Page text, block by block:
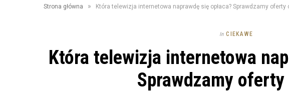
Strona główna » Która telewizja internetowa naprawdę się opłaca? Sprawdzamy oferty
In CIEKAWE
Która telewizja internetowa
Sprawdzamy